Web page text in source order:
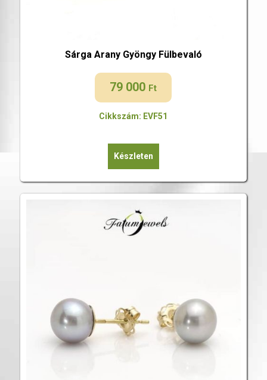
Sárga Arany Gyöngy Fülbevaló
79 000 Ft
Cikkszám: EVF51
Készleten